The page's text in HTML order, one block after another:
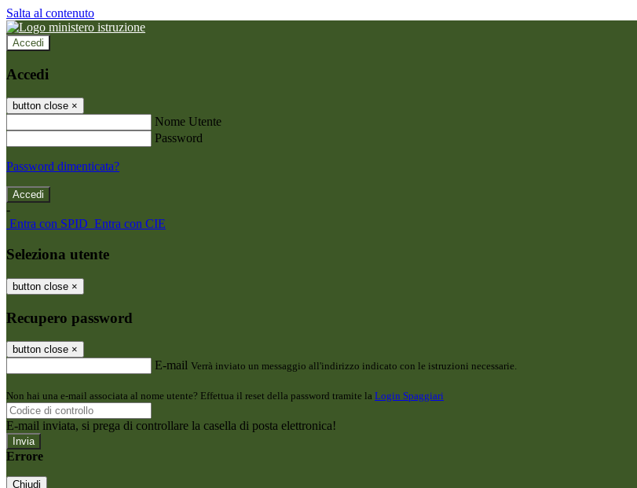
Salta al contenuto
Accedi
Accedi
button close ×
Nome Utente
Password
Password dimenticata?
-
Entra con SPID Entra con CIE
Seleziona utente
button close ×
Recupero password
button close ×
E-mail Verrà inviato un messaggio all'indirizzo indicato con le istruzioni necessarie.
Non hai una e-mail associata al nome utente? Effettua il reset della password tramite la Login Spaggiari
E-mail inviata, si prega di controllare la casella di posta elettronica!
Errore
Chiudi